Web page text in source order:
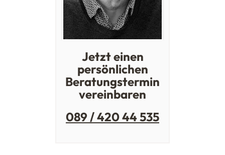
Jetzt einen
persönlichen
Beratungstermin
vereinbaren
089 / 420 44 535